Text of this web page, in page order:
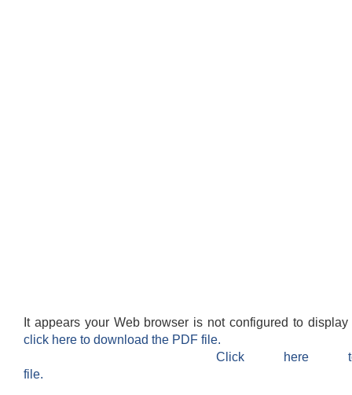
It appears your Web browser is not configured to
click here to download the PDF file.
Click here
file.